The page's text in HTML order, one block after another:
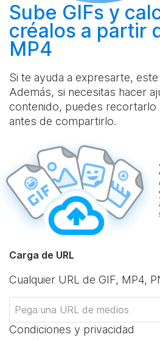
Sube GIFs y
créalos a partir
MP4
Si te ayuda a expresarte,
Además, si necesitas hacer
contenido, puedes recortarlo
antes de compartirlo.
Carga de URL
Cualquier URL de GIF, MP4,
Condiciones y privacidad